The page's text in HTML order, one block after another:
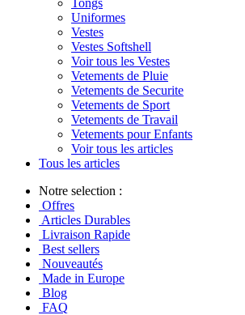
Tongs
Uniformes
Vestes
Vestes Softshell
Voir tous les Vestes
Vetements de Pluie
Vetements de Securite
Vetements de Sport
Vetements de Travail
Vetements pour Enfants
Voir tous les articles
Tous les articles
Notre selection :
Offres
Articles Durables
Livraison Rapide
Best sellers
Nouveautés
Made in Europe
Blog
FAQ